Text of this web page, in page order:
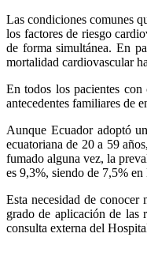
Las condiciones comunes
los factores de riesgo
de forma simultánea. En
mortalidad cardiovascular
En todos los pacientes con
antecedentes familiares de
Aunque Ecuador adoptó
ecuatoriana de 20 a 59
fumado alguna vez, la
es 9,3%, siendo de 7,5%
Esta necesidad de
grado de aplicación de las
consulta externa del